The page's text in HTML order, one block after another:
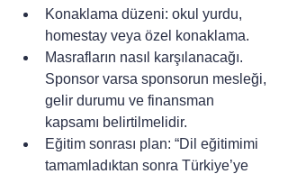
Konaklama düzeni: okul yurdu,
homestay veya özel konaklama.
Masrafların nasıl karşılanacağı.
Sponsor varsa sponsorun mesleği,
gelir durumu ve finansman
kapsamı belirtilmelidir.
Eğitim sonrası plan: “Dil eğitimimi
tamamladıktan sonra Türkiye’ye